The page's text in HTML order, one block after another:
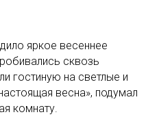
яркое весеннее
сквозь
гостиную на светлые и
весна», подумал
комнату.